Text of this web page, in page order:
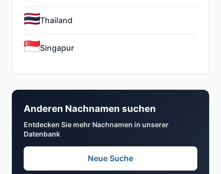
Thailand
Singapur
Anderen Nachnamen suchen
Entdecken Sie mehr Nachnamen in unserer
Datenbank
Neue Suche